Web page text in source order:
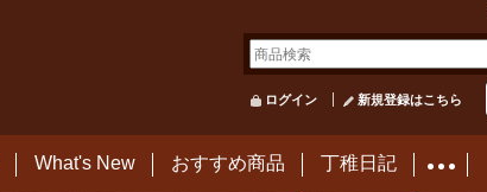
ログイン 新規登録はこちら
What's New おすすめ商品 丁稚日記